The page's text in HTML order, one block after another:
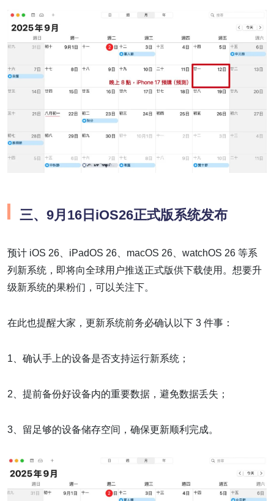
三、9月16日iOS26正式版系统发布
预计 iOS 26、iPadOS 26、macOS 26、watchOS 26 等系
列新系统，即将向全球用户推送正式版供下载使用。想要升
级新系统的果粉们，可以关注下。
在此也提醒大家，更新系统前务必确认以下 3 件事：​
1、确认手上的设备是否支持运行新系统；​
2、提前备份好设备内的重要数据，避免数据丢失；​
3、留足够的设备储存空间，确保更新顺利完成。